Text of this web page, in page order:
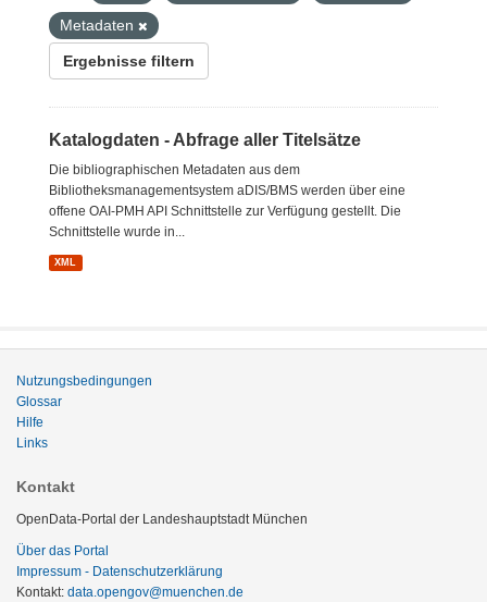
Metadaten
Ergebnisse filtern
Katalogdaten - Abfrage aller Titelsätze
Die bibliographischen Metadaten aus dem
Bibliotheksmanagementsystem aDIS/BMS werden über eine
offene OAI-PMH API Schnittstelle zur Verfügung gestellt. Die
Schnittstelle wurde in...
XML
Nutzungsbedingungen
Glossar
Hilfe
Links
Kontakt
OpenData-Portal der Landeshauptstadt München
Über das Portal
Impressum - Datenschutzerklärung
Kontakt: data.opengov@muenchen.de